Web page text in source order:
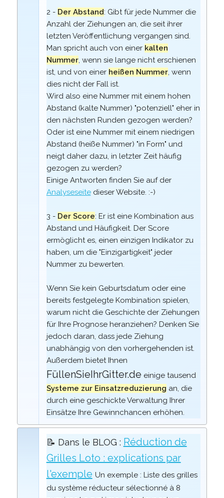
2 - Der Abstand: Gibt für jede Nummer die
Anzahl der Ziehungen an, die seit ihrer
letzten Veröffentlichung vergangen sind.
Man spricht auch von einer kalten
Nummer, wenn sie lange nicht erschienen
ist, und von einer heißen Nummer, wenn
dies nicht der Fall ist.
Wird also eine Nummer mit einem hohen
Abstand (kalte Nummer) "potenziell" eher in
den nächsten Runden gezogen werden?
Oder ist eine Nummer mit einem niedrigen
Abstand (heiße Nummer) "in Form" und
neigt daher dazu, in letzter Zeit häufig
gezogen zu werden?
Einige Antworten finden Sie auf der
Analyseseitedieser Website. :-)
3 - Der Score: Er ist eine Kombination aus
Abstand und Häufigkeit. Der Score
ermöglicht es, einen einzigen Indikator zu
haben, um die "Einzigartigkeit" jeder
Nummer zu bewerten.
Wenn Sie kein Geburtsdatum oder eine
bereits festgelegte Kombination spielen,
warum nicht die Geschichte der Ziehungen
für Ihre Prognose heranziehen? Denken Sie
jedoch daran, dass jede Ziehung
unabhängig von den vorhergehenden ist.
Außerdem bietet Ihnen
FüllenSieIhrGitter.de einige tausend
Systeme zur Einsatzreduzierung an, die
durch eine geschickte Verwaltung Ihrer
Einsätze Ihre Gewinnchancen erhöhen.
📝 Dans le BLOG : Réduction de
Grilles Loto : explications par
l'exemple Un exemple : Liste des grilles
du système réducteur sélectionné à 8